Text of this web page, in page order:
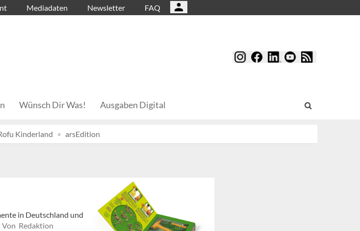
Mediadaten Newsletter FAQ
Wünsch Dir Was! Ausgaben Digital
Kinderland arsEdition
in Deutschland und
Von Redaktion